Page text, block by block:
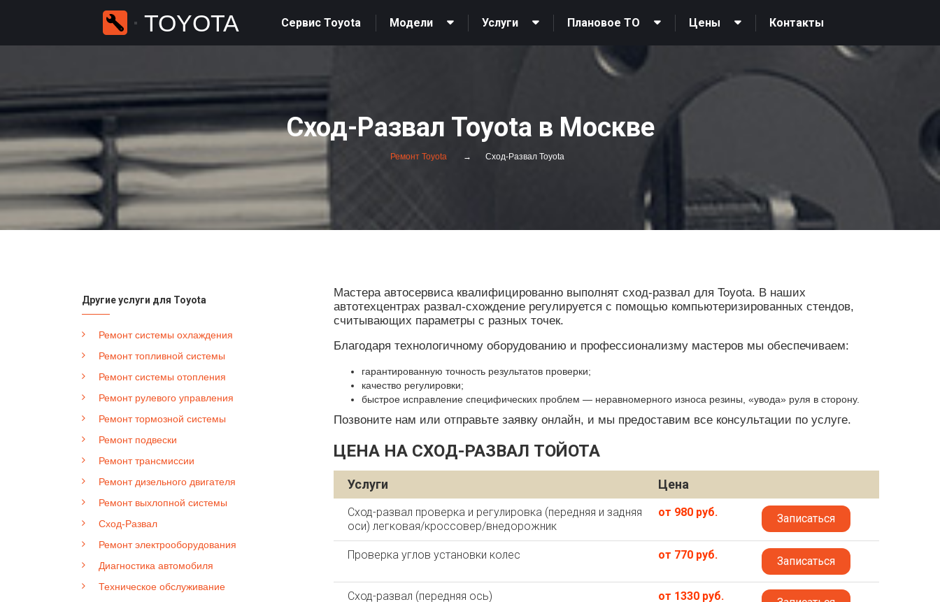
TOYOTA Сервис Toyota Модели Услуги Плановое ТО Цены Контакты
Сход-Развал Toyota в Москве
Ремонт Toyota Сход-Развал Toyota
Другие услуги для Toyota
Ремонт системы охлаждения
Ремонт топливной системы
Ремонт системы отопления
Ремонт рулевого управления
Ремонт тормозной системы
Ремонт подвески
Ремонт трансмиссии
Ремонт дизельного двигателя
Ремонт выхлопной системы
Сход-Развал
Ремонт электрооборудования
Диагностика автомобиля
Техническое обслуживание
Мастера автосервиса квалифицированно выполнят сход-развал для Toyota. В наших
автотехцентрах развал-схождение регулируется с помощью компьютеризированных стендов,
считывающих параметры с разных точек.
Благодаря технологичному оборудованию и профессионализму мастеров мы обеспечиваем:
гарантированную точность результатов проверки;
качество регулировки;
быстрое исправление специфических проблем — неравномерного износа резины, «увода» руля в сторону.
Позвоните нам или отправьте заявку онлайн, и мы предоставим все консультации по услуге.
ЦЕНА НА СХОД-РАЗВАЛ ТОЙОТА
Услуги Цена
Сход-развал проверка и регулировка (передняя и задняя
оси) легковая/кроссовер/внедорожник
от 980 руб. Записаться
Проверка углов установки колес от 770 руб. Записаться
Сход-развал (передняя ось) от 1330 руб.